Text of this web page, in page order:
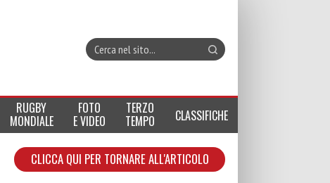
RUGBY
MONDIALE
FOTO
E VIDEO
TERZO
TEMPO CLASSIFICHE
CLICCA QUI PER TORNARE ALL'ARTICOLO